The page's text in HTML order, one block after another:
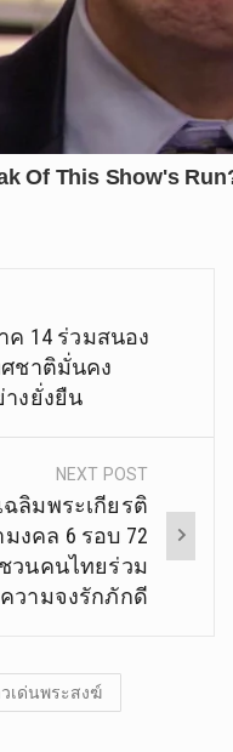
14 ร่วมสนอง
ชาติมั่นคง
งยั่งยืน
NEXT POST
ฉลิมพระเกียรติ
งคล 6 รอบ 72
วนคนไทยร่วม
วามจงรักภักดี
เด่นพระสงฆ์